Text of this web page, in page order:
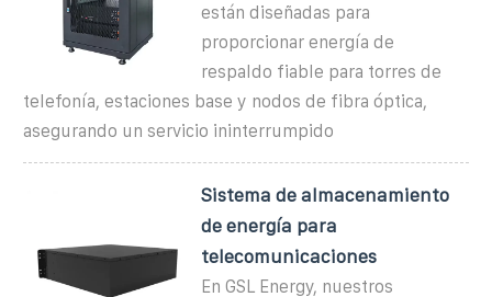
están diseñadas para
proporcionar energía de
respaldo fiable para torres de
telefonía, estaciones base y nodos de fibra óptica,
asegurando un servicio ininterrumpido
Sistema de almacenamiento
de energía para
telecomunicaciones
En GSL Energy, nuestros